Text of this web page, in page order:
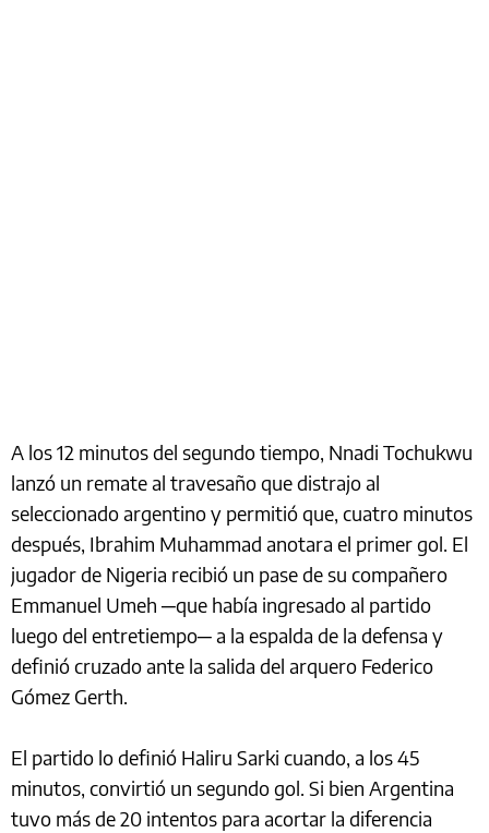
A los 12 minutos del segundo tiempo, Nnadi Tochukwu
lanzó un remate al travesaño que distrajo al
seleccionado argentino y permitió que, cuatro minutos
después, Ibrahim Muhammad anotara el primer gol. El
jugador de Nigeria recibió un pase de su compañero
Emmanuel Umeh ─que había ingresado al partido
luego del entretiempo─ a la espalda de la defensa y
definió cruzado ante la salida del arquero Federico
Gómez Gerth.
El partido lo definió Haliru Sarki cuando, a los 45
minutos, convirtió un segundo gol. Si bien Argentina
tuvo más de 20 intentos para acortar la diferencia